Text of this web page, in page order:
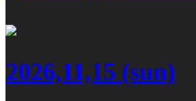
2026,11,15 (sun)